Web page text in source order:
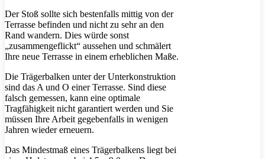
Der Stoß sollte sich bestenfalls mittig von der
Terrasse befinden und nicht zu sehr an den
Rand wandern. Dies würde sonst
„zusammengeflickt“ aussehen und schmälert
Ihre neue Terrasse in einem erheblichen Maße.
Die Trägerbalken unter der Unterkonstruktion
sind das A und O einer Terrasse. Sind diese
falsch gemessen, kann eine optimale
Tragfähigkeit nicht garantiert werden und Sie
müssen Ihre Arbeit gegebenfalls in wenigen
Jahren wieder erneuern.
Das Mindestmaß eines Trägerbalkens liegt bei